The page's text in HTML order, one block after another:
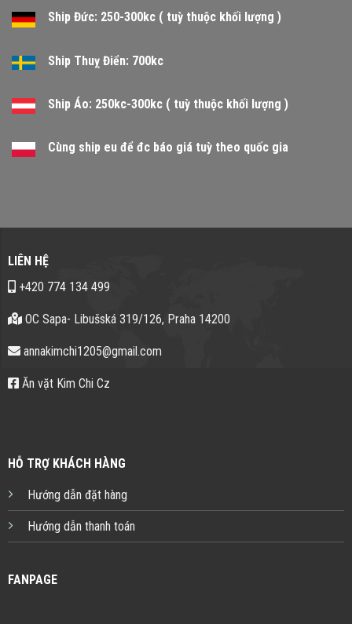
Ship Đức: 250-300kc ( tuỳ thuộc khối lượng )
Ship Thuỵ Điển: 700kc
Ship Áo: 250kc-300kc ( tuỳ thuộc khối lượng )
Cùng ship eu để đc báo giá tuỳ theo quốc gia
LIÊN HỆ
+420 774 134 499
OC Sapa- Libušská 319/126, Praha 14200
annakimchi1205@gmail.com
Ăn vặt Kim Chi Cz
HỖ TRỢ KHÁCH HÀNG
Hướng dẫn đặt hàng
Hướng dẫn thanh toán
FANPAGE